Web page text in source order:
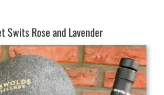
Swits Rose and Lavender